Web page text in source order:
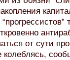
от сути
колеблясь,